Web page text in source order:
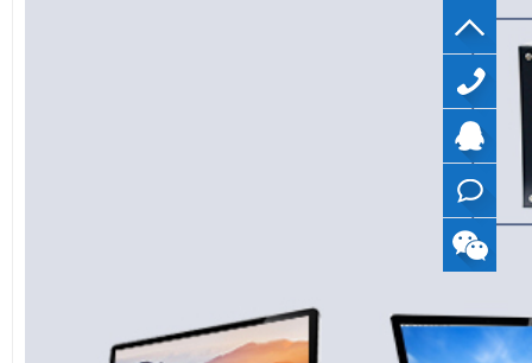
QQ
在线